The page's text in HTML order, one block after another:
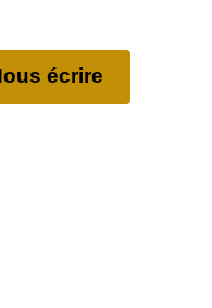
écrire